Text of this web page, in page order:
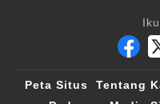
Peta Situs Tentang